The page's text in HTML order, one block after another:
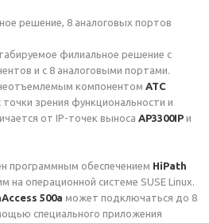
решение, 8 аналоговых портов
филиальное решение с
и с 8 аналоговыми портами.
компонентом АТС
точки зрения функциональности и
от IP-точек выноса AP3300IP и
программным обеспечением HiPath
на операционной системе SUSE Linux.
500a может подключаться до 8
специального приложения